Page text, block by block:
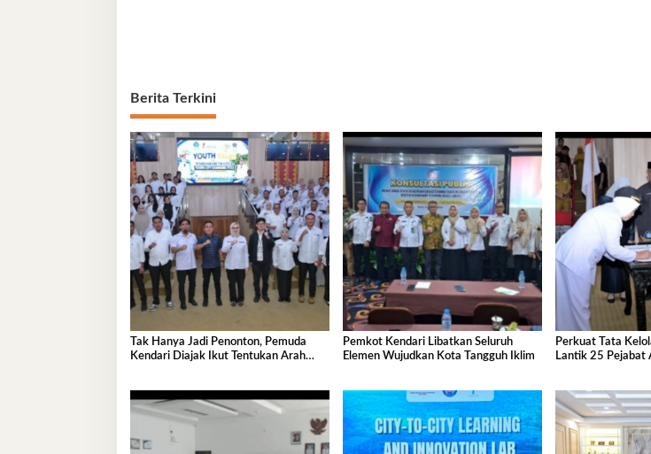
Berita Terkini
Tak Hanya Jadi Penonton, Pemuda
Kendari Diajak Ikut Tentukan Arah
Pemkot Kendari Libatkan Seluruh
Elemen Wujudkan Kota Tangguh Iklim
Perkuat Tata
Lantik 25 Pejabat